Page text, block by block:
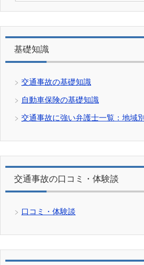
基礎知識
交通事故の基礎知識
自動車保険の基礎知識
交通事故に強い弁護士一覧：地域別
交通事故の口コミ・体験談
口コミ・体験談